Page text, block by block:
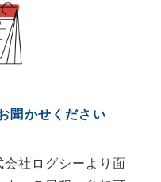
聞かせください
社ログシーより面